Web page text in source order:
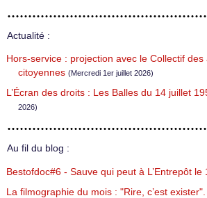
Actualité :
Hors-service : projection avec le Collectif des
citoyennes (Mercredi 1er juillet 2026)
L’Écran des droits : Les Balles du 14 juillet
2026)
Au fil du blog :
Bestofdoc#6 - Sauve qui peut à L’Entrepôt le
La filmographie du mois : "Rire, c’est